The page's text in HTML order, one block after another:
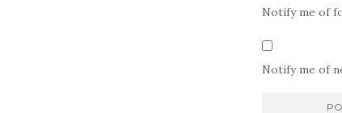
Notify me of
Notify me of